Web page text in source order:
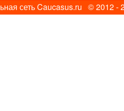
сеть Caucasus.ru © 2012 -